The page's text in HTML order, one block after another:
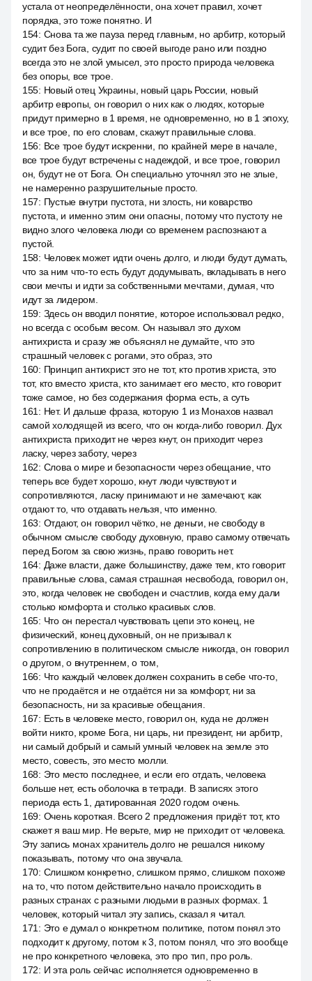
устала от неопределённости, она хочет правил, хочет
порядка, это тоже понятно. И
154: Снова та же пауза перед главным, но арбитр, который
судит без Бога, судит по своей выгоде рано или поздно
всегда это не злой умысел, это просто природа человека
без опоры, все трое.
155: Новый отец Украины, новый царь России, новый
арбитр европы, он говорил о них как о людях, которые
придут примерно в 1 время, не одновременно, но в 1 эпоху,
и все трое, по его словам, скажут правильные слова.
156: Все трое будут искренни, по крайней мере в начале,
все трое будут встречены с надеждой, и все трое, говорил
он, будут не от Бога. Он специально уточнял это не злые,
не намеренно разрушительные просто.
157: Пустые внутри пустота, ни злость, ни коварство
пустота, и именно этим они опасны, потому что пустоту не
видно злого человека люди со временем распознают а
пустой.
158: Человек может идти очень долго, и люди будут думать,
что за ним что-то есть будут додумывать, вкладывать в него
свои мечты и идти за собственными мечтами, думая, что
идут за лидером.
159: Здесь он вводил понятие, которое использовал редко,
но всегда с особым весом. Он называл это духом
антихриста и сразу же объяснял не думайте, что это
страшный человек с рогами, это образ, это
160: Принцип антихрист это не тот, кто против христа, это
тот, кто вместо христа, кто занимает его место, кто говорит
тоже самое, но без содержания форма есть, а суть
161 : Нет. И дальше фраза, которую 1 из Монахов назвал
самой холодящей из всего, что он когда-либо говорил. Дух
антихриста приходит не через кнут, он приходит через
ласку, через заботу, через
162: Слова о мире и безопасности через обещание, что
теперь все будет хорошо, кнут люди чувствуют и
сопротивляются, ласку принимают и не замечают, как
отдают то, что отдавать нельзя, что именно.
163: Отдают, он говорил чётко, не деньги, не свободу в
обычном смысле свободу духовную, право самому отвечать
перед Богом за свою жизнь, право говорить нет.
164: Даже власти, даже большинству, даже тем, кто говорит
правильные слова, самая страшная несвобода, говорил он,
это, когда человек не свободен и счастлив, когда ему дали
столько комфорта и столько красивых слов.
165: Что он перестал чувствовать цепи это конец, не
физический, конец духовный, он не призывал к
сопротивлению в политическом смысле никогда, он говорил
о другом, о внутреннем, о том,
166: Что каждый человек должен сохранить в себе что-то,
что не продаётся и не отдаётся ни за комфорт, ни за
безопасность, ни за красивые обещания.
167: Есть в человеке место, говорил он, куда не должен
войти никто, кроме Бога, ни царь, ни президент, ни арбитр,
ни самый добрый и самый умный человек на земле это
место, совесть, это место молли.
168: Это место последнее, и если его отдать, человека
больше нет, есть оболочка в тетради. В записях этого
периода есть 1, датированная 2020 годом очень.
169: Очень короткая. Всего 2 предложения придёт тот, кто
скажет я ваш мир. Не верьте, мир не приходит от человека.
Эту запись монах хранитель долго не решался никому
показывать, потому что она звучала.
170: Слишком конкретно, слишком прямо, слишком похоже
на то, что потом действительно начало происходить в
разных странах с разными людьми в разных формах. 1
человек, который читал эту запись, сказал я читал.
171 : Это e думал о конкретном политике, потом понял это
подходит к другому, потом к 3, потом понял, что это вообще
не про конкретного человека, это про тип, про роль.
172: И эта роль сейчас исполняется одновременно в